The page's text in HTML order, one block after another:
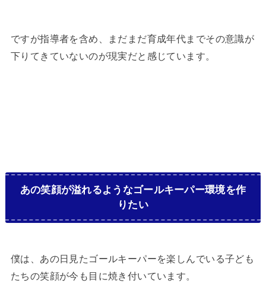
ですが指導者を含め、まだまだ育成年代までその意識が
下りてきていないのが現実だと感じています。
あの笑顔が溢れるようなゴールキーパー環境を作
りたい
僕は、あの日見たゴールキーパーを楽しんでいる子ども
たちの笑顔が今も目に焼き付いています。